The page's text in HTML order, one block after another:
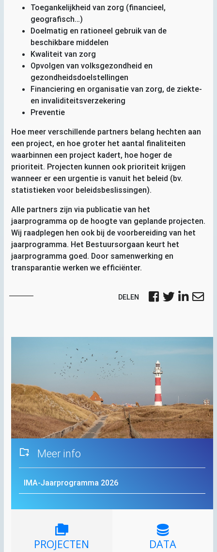
Toegankelijkheid van zorg (financieel,
geografisch…)
Doelmatig en rationeel gebruik van de
beschikbare middelen
Kwaliteit van zorg
Opvolgen van volksgezondheid en
gezondheidsdoelstellingen
Financiering en organisatie van zorg, de ziekte-
en invaliditeitsverzekering
Preventie
Hoe meer verschillende partners belang hechten aan
een project, en hoe groter het aantal finaliteiten
waarbinnen een project kadert, hoe hoger de
prioriteit. Projecten kunnen ook prioriteit krijgen
wanneer er een urgentie is vanuit het beleid (bv.
statistieken voor beleidsbeslissingen).
Alle partners zijn via publicatie van het
jaarprogramma op de hoogte van geplande projecten.
Wij raadplegen hen ook bij de voorbereiding van het
jaarprogramma. Het Bestuursorgaan keurt het
jaarprogramma goed. Door samenwerking en
transparantie werken we efficiënter.
DELEN
Meer info
IMA-Jaarprogramma 2026
PROJECTEN DATA